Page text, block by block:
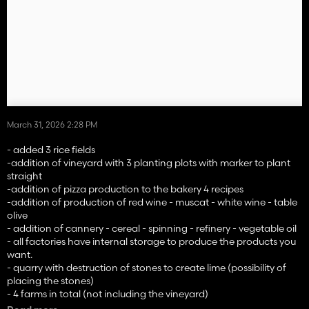
March 31, 2026 2:28 PM
- added 3 rice fields
-addition of vineyard with 3 planting plots with marker to plant
straight
-addition of pizza production to the bakery 4 recipes
-addition of production of red wine - muscat - white wine - table
olive
- addition of cannery - cereal - spinning - refinery - vegetable oil
- all factories have internal storage to produce the products you
want.
- quarry with destruction of stones to create lime (possibility of
placing the stones)
- 4 farms in total (not including the vineyard)